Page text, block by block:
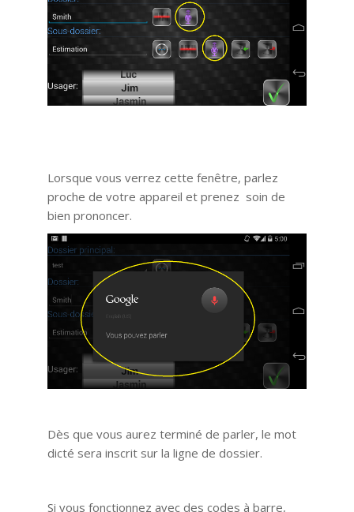
Lorsque vous verrez cette fenêtre, parlez
proche de votre appareil et prenez soin de
bien prononcer.
Dès que vous aurez terminé de parler, le mot
dicté sera inscrit sur la ligne de dossier.
Si vous fonctionnez avec des codes à barre,